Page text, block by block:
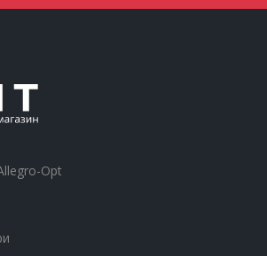
Opt